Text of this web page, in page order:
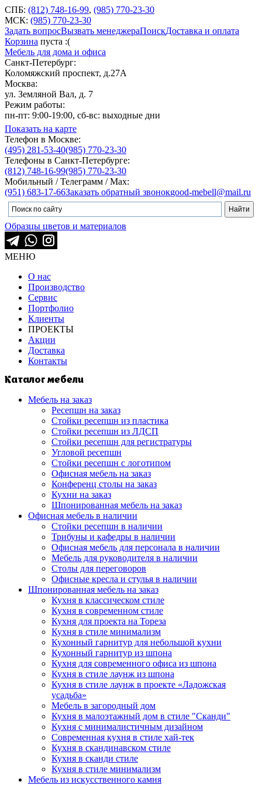
СПБ: (812) 748-16-99, (985) 770-23-30
МСК: (985) 770-23-30
Задать вопросВызвать менеджераПоискДоставка и оплата
Корзина пуста :(
Мебель для дома и офиса
Санкт-Петербург:
Коломяжский проспект, д.27А
Москва:
ул. Земляной Вал, д. 7
Режим работы:
пн-пт: 9:00-19:00, сб-вс: выходные дни
Показать на карте
Телефон в Москве:
(495) 281-53-40(985) 770-23-30
Телефоны в Санкт-Петербурге:
(812) 748-16-99(985) 770-23-30
Мобильный / Телеграмм / Max:
(951) 683-17-66Заказать обратный звонокgood-mebell@mail.ru
Образцы цветов и материалов
МЕНЮ
О нас
Производство
Сервис
Портфолио
Клиенты
ПРОЕКТЫ
Акции
Доставка
Контакты
Каталог мебели
Мебель на заказ
Ресепшн на заказ
Стойки ресепшн из пластика
Стойки ресепшн из ЛДСП
Стойки ресепшн для регистратуры
Угловой ресепшн
Стойки ресепшн с логотипом
Офисная мебель на заказ
Конференц столы на заказ
Кухни на заказ
Шпонированная мебель на заказ
Офисная мебель в наличии
Стойки ресепшн в наличии
Трибуны и кафедры в наличии
Офисная мебель для персонала в наличии
Мебель для руководителя в наличии
Столы для переговоров
Офисные кресла и стулья в наличии
Шпонированная мебель на заказ
Кухня в классическом стиле
Кухня в современном стиле
Кухня для проекта на Тореза
Кухня в стиле минимализм
Кухонный гарнитур для небольшой кухни
Кухонный гарнитур из шпона
Кухня для современного офиса из шпона
Кухня в стиле лаунж из шпона
Кухня в стиле лаунж в проекте «Ладожская
усадьба»
Мебель в загородный дом
Кухня в малоэтажный дом в стиле "Сканди"
Кухня с минималистичным дизайном
Современная кухня в стиле хай-тек
Кухня в скандинавском стиле
Кухня в сканди стиле
Кухня в стиле минимализм
Мебель из искусственного камня